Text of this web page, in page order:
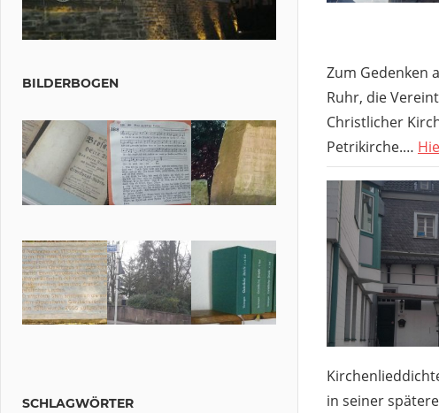
Zum Gedenken
Ruhr, die
Christlicher
Petrikirche.…
in seiner
BILDERBOGEN
SCHLAGWÖRTER